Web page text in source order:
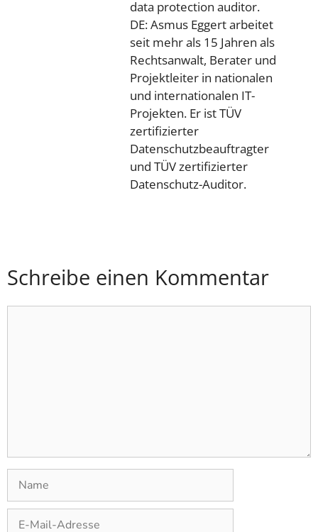
data protection auditor.
DE: Asmus Eggert arbeitet
seit mehr als 15 Jahren als
Rechtsanwalt, Berater und
Projektleiter in nationalen
und internationalen IT-
Projekten. Er ist TÜV
zertifizierter
Datenschutzbeauftragter
und TÜV zertifizierter
Datenschutz-Auditor.
Schreibe einen Kommentar